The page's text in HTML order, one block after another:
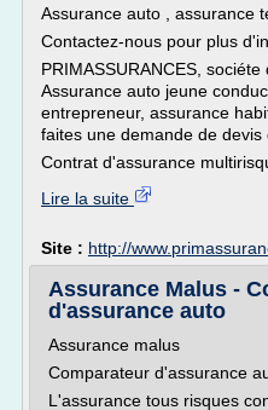
Assurance auto , assurance
Contactez-nous pour plus
PRIMASSURANCES,
Assurance auto jeune
entrepreneur, assurance
faites une demande de devis
Contrat d'assurance
Lire la suite
Site : http://
Assurance Malus -
d'assurance auto
Assurance malus
Comparateur d'assurance
L'assurance tous risques